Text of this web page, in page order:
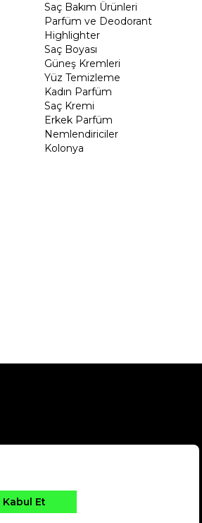
Saç Bakım Ürünleri
Parfüm ve Deodorant
Highlighter
Saç Boyası
Güneş Kremleri
Yüz Temizleme
Kadın Parfüm
Saç Kremi
Erkek Parfüm
Nemlendiriciler
Kolonya